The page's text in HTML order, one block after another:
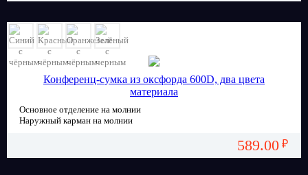
Конференц-сумка из оксфорда 600D, два цвета
материала
Основное отделение на молнии
Наружный карман на молнии
589.00 ₽